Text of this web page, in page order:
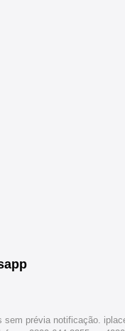
prévia notificação.